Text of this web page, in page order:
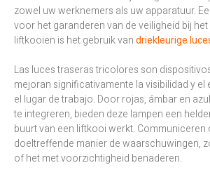
zowel uw werknemers als uw apparatuur.
voor het garanderen van de veiligheid bij
liftkooien is het gebruik vandriekleurige
Las luces traseras tricolores son
mejoran significativamente la visibilidad y el
el lugar de trabajo. Door rojas, ámbar en
te integreren, bieden deze lampen een
buurt van een liftkooi werkt. Communiceren
doeltreffende manier de waarschuwingen,
of het met voorzichtigheid benaderen.